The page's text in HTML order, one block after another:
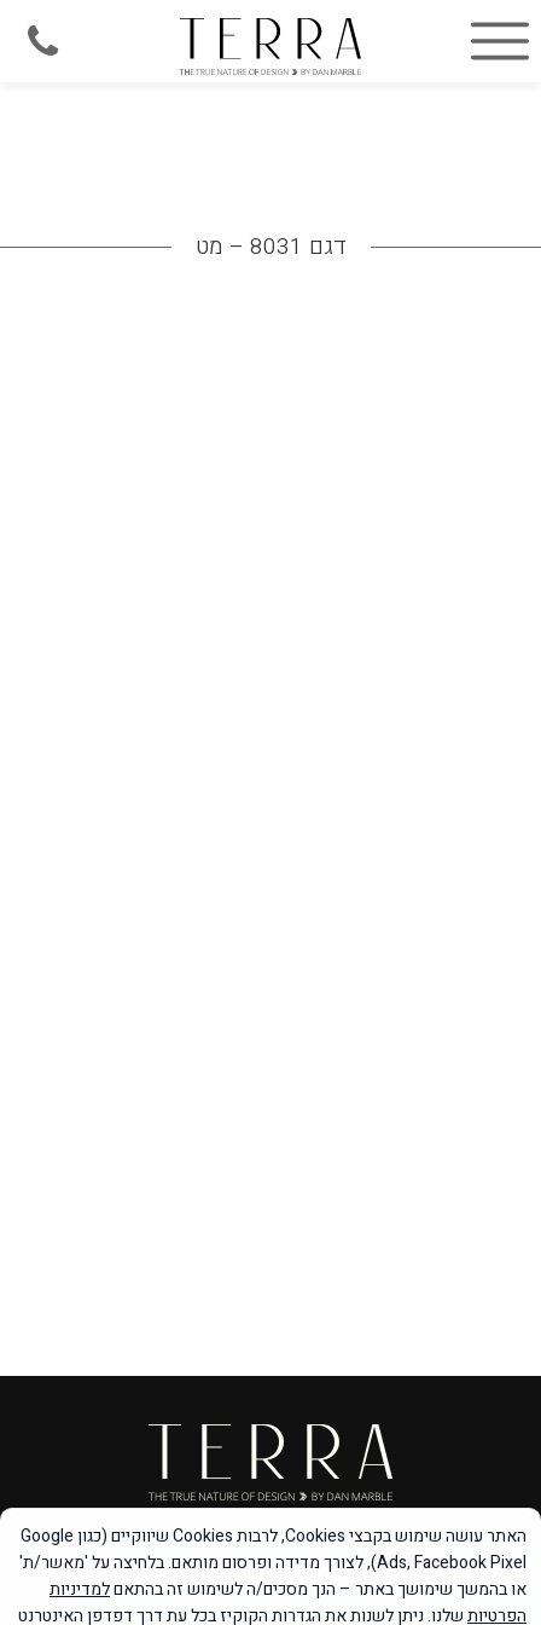
דגם 8031 – מט
האתר עושה שימוש בקבצי Cookies, לרבות Cookies שיווקיים (כגון Google
Ads, Facebook Pixel), לצורך מדידה ופרסום מותאם. בלחיצה על 'מאשר/ת'
או בהמשך שימושך באתר – הנך מסכים/ה לשימוש זה בהתאםלמדיניות
הפרטיותשלנו. ניתן לשנות את הגדרות הקוקיז בכל עת דרך דפדפן האינטרנט
מדיניות פרטיות|הצהרת נגישות